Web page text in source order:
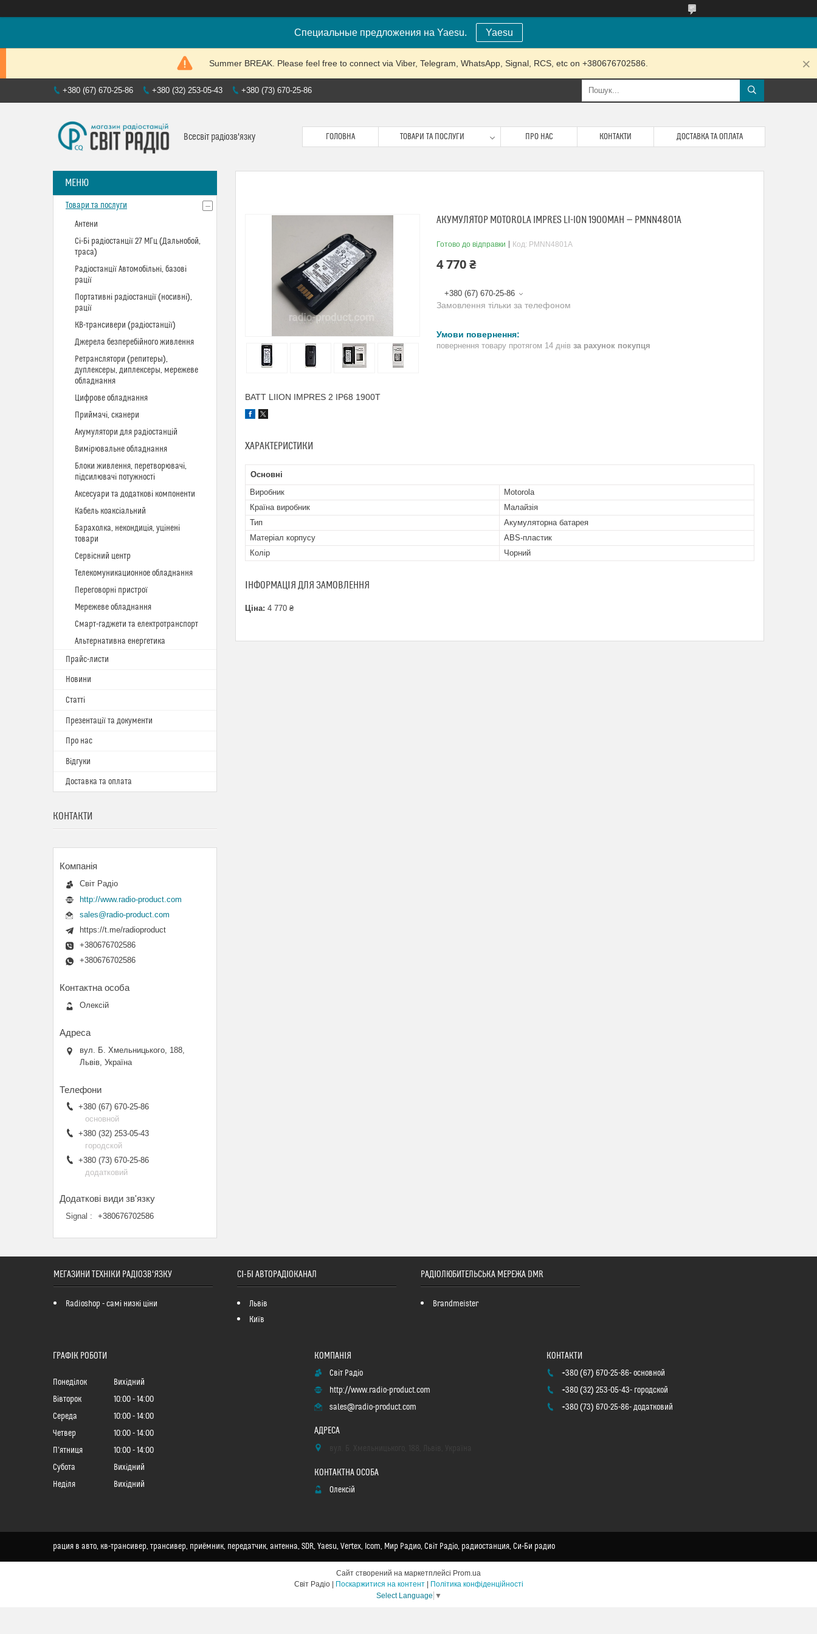
Специальные предложения на Yaesu. Yaesu
Summer BREAK. Please feel free to connect via Viber, Telegram, WhatsApp, Signal, RCS, etc on +380676702586.
+380 (67) 670-25-86 +380 (32) 253-05-43 +380 (73) 670-25-86
Всесвіт радіозв'язку ГОЛОВНА ТОВАРИ ТА ПОСЛУГИ ПРО НАС КОНТАКТИ ДОСТАВКА ТА ОПЛАТА
АКУМУЛЯТОР MOTOROLA IMPRES LI-ION 1900MAH — PMNN4801A
Готово до відправки Код: PMNN4801A
4 770 ₴
+380 (67) 670-25-86
Замовлення тільки за телефоном
повернення товару протягом 14 днів за рахунок покупця
BATT LIION IMPRES 2 IP68 1900T
ХАРАКТЕРИСТИКИ
Основні
Виробник
Motorola
Країна виробник
Малайзія
Тип
Акумуляторна батарея
Матеріал корпусу
ABS-пластик
Колір
Чорний
ІНФОРМАЦІЯ ДЛЯ ЗАМОВЛЕННЯ
Ціна: 4 770 ₴
Товари та послуги
Антени
Сі-Бі радіостанції 27 МГц (Дальнобой,
траса)
Радіостанції Автомобільні, базові
рації
Портативні радіостанції (носивні),
рації
КВ-трансивери (радіостанції)
Джерела безперебійного живлення
Ретранслятори (репитеры),
дуплексеры, диплексеры, мережеве
обладнання
Цифрове обладнання
Приймачі, сканери
Акумулятори для радіостанцій
Вимірювальне обладнання
Блоки живлення, перетворювачі,
підсилювачі потужності
Аксесуари та додаткові компоненти
Кабель коаксіальний
Барахолка, некондиція, уцінені
товари
Сервісний центр
Телекомуникационное обладнання
Переговорні пристрої
Мережеве обладнання
Смарт-гаджети та електротранспорт
Альтернативна енергетика
Прайс-листи
Новини
Статті
Презентації та документи
Про нас
Відгуки
Доставка та оплата
КОНТАКТИ
Світ Радіо
http://www.radio-product.com
sales@radio-product.com
https://t.me/radioproduct
+380676702586
+380676702586
Олексій
вул. Б. Хмельницького, 188,
Львів, Україна
+380 (67) 670-25-86
основной
+380 (32) 253-05-43
городской
+380 (73) 670-25-86
додатковий
Signal +380676702586
МЕГАЗИНИ ТЕХНІКИ РАДІОЗВ'ЯЗКУ
Radioshop - самі низкі ціни
СІ-БІ АВТОРАДІОКАНАЛ
Львів
Київ
РАДІОЛЮБИТЕЛЬСЬКА МЕРЕЖА DMR
Brandmeister
ГРАФІК РОБОТИ
Понеділок
Вихідний
Вівторок
10:00
14:00
Середа
10:00
14:00
Четвер
10:00
14:00
Пʼятниця
10:00
14:00
Субота
Вихідний
Неділя
Вихідний
Світ Радіо
http://www.radio-product.com
sales@radio-product.com
Олексій
+380 (67) 670-25-86 основной
+380 (32) 253-05-43 городской
+380 (73) 670-25-86 додатковий
рация в авто, кв-трансивер, трансивер, приёмник, передатчик, антенна, SDR, Yaesu, Vertex, Icom, Мир Радио, Світ Радіо, радиостанция, Си-Би радио
Сайт створений на маркетплейсі Prom.ua
Поскаржитися на контент
Політика конфіденційності
Select Language ▼